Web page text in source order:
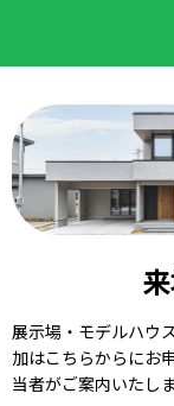
展示場・モデルハウ
加はこちらからにお
当者がご案内いたしま